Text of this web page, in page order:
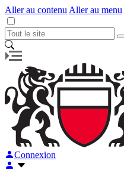
Aller au contenu Aller au menu
Connexion